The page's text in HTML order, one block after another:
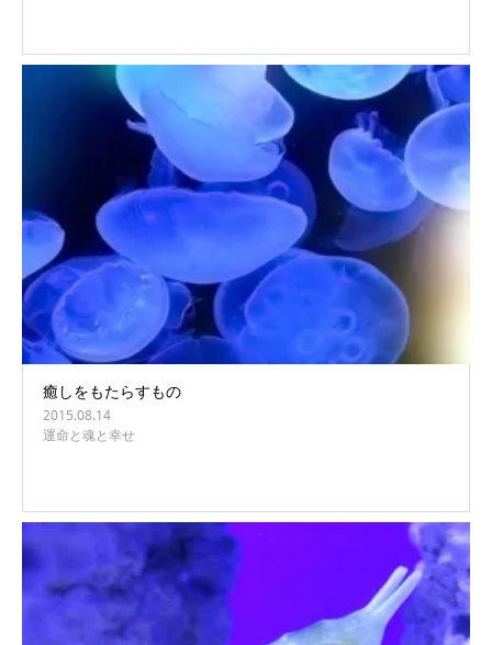
癒しをもたらすもの
2015.08.14
運命と魂と幸せ